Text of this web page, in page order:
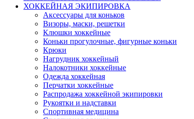
ХОККЕЙНАЯ ЭКИПИРОВКА
Аксессуары для коньков
Визоры, маски, решетки
Клюшки хоккейные
Коньки прогулочные, фигурные коньки
Крюки
Нагрудник хоккейный
Налокотники хоккейные
Одежда хоккейная
Перчатки хоккейные
Распродажа хоккейной экипировки
Рукоятки и надставки
Спортивная медицина